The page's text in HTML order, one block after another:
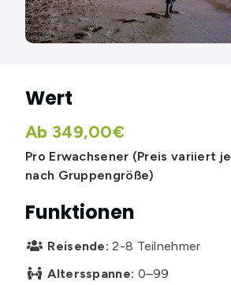
Wert
Ab 349,00€
Pro Erwachsener (Preis variiert je
nach Gruppengröße)
Funktionen
 Reisende:2-8 Teilnehmer
 Altersspanne: 0–99